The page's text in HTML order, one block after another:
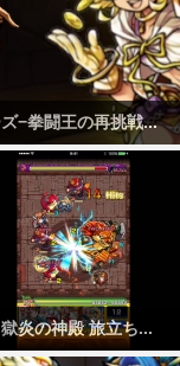
−拳闘王の再挑戦...
獄炎の神殿 旅立ち...